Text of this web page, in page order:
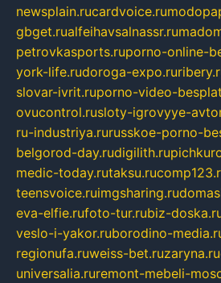
newsplain.rucardvoice.ru
gbget.rualfeihavsalnassr.ru
petrovkasports.ruporno-online-
york-life.rudoroga-expo.ru
slovar-ivrit.ruporno-video-
ovucontrol.rusloty-igrovyye-
ru-industriya.rurusskoe-porno-
belgorod-day.rudigilith.ru
medic-today.rutaksu.ru
teensvoice.ruimgsharing.ru
eva-elfie.rufoto-tur.rubiz-
veslo-i-yakor.ruborodino-
regionufa.ruweiss-bet.ruzaryna.ru
universalia.ruremont-mebeli-